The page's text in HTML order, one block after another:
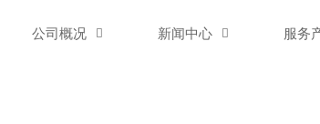
公司概况  新闻中心  服务